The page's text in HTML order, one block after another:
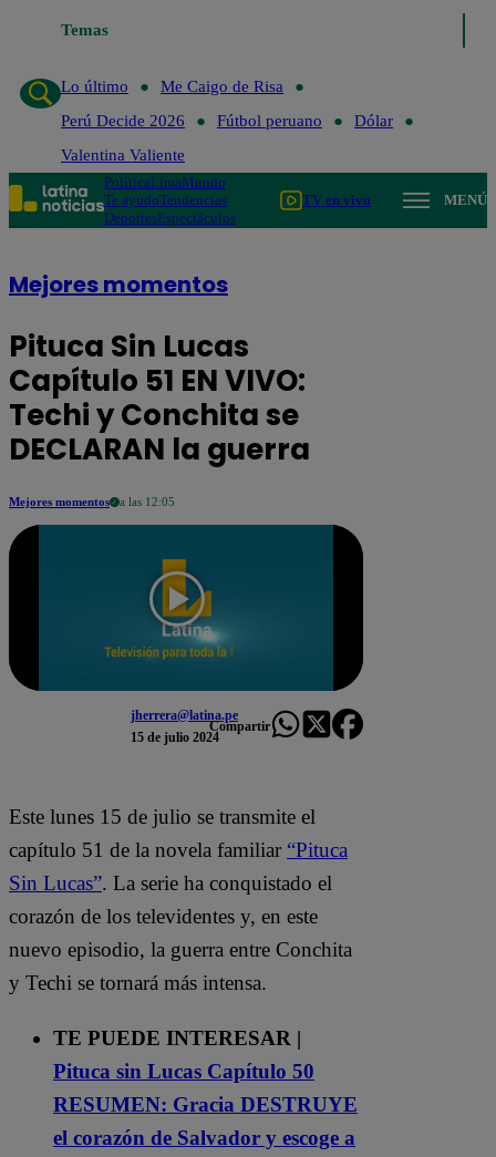
TemasLo último
Lo último
Me Caigo de Risa
Perú Decide 2026
Fútbol peruano
Dólar
Valentina Valiente
PolíticaLimaMundo
Te ayudoTendencias
DeportesEspectáculos
TV en vivo MENÚ
Mejores momentos
Pituca Sin Lucas
Capítulo 51 EN VIVO:
Techi y Conchita se
DECLARAN la guerra
Mejores momentos a las 12:05
jherrera@latina.pe
15 de julio 2024
Compartir
Este lunes 15 de julio se transmite el
capítulo 51 de la novela familiar “Pituca
Sin Lucas”. La serie ha conquistado el
corazón de los televidentes y, en este
nuevo episodio, la guerra entre Conchita
y Techi se tornará más intensa.
TE PUEDE INTERESAR |
Pituca sin Lucas Capítulo 50
RESUMEN: Gracia DESTRUYE
el corazón de Salvador y escoge a